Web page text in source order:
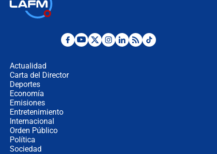
Desde dermatitis hasta infecciones:
Actualidad
Carta del Director
Deportes
Economía
Emisiones
Entretenimiento
Internacional
Orden Público
Política
Sociedad